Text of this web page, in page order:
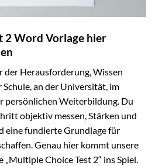
2 Word Vorlage hier
der Herausforderung, Wissen
Schule, an der Universität, im
persönlichen Weiterbildung. Du
objektiv messen, Stärken und
eine fundierte Grundlage für
Genau hier kommt unsere
Choice Test 2“ ins Spiel.